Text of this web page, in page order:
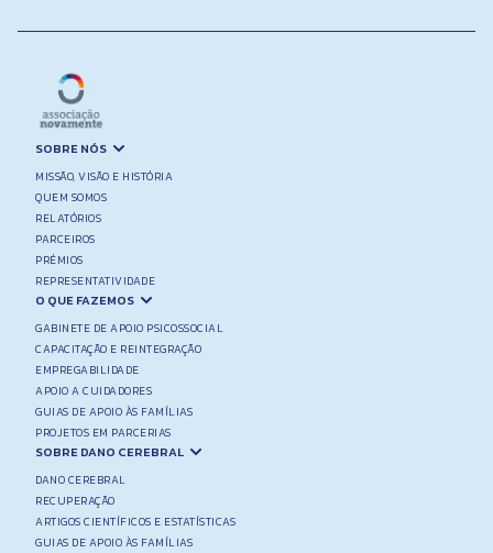
SOBRE NÓS
MISSÃO, VISÃO E HISTÓRIA
QUEM SOMOS
RELATÓRIOS
PARCEIROS
PRÉMIOS
REPRESENTATIVIDADE
O QUE FAZEMOS
GABINETE DE APOIO PSICOSSOCIAL
CAPACITAÇÃO E REINTEGRAÇÃO
EMPREGABILIDADE
APOIO A CUIDADORES
GUIAS DE APOIO ÀS FAMÍLIAS
PROJETOS EM PARCERIAS
SOBRE DANO CEREBRAL
DANO CEREBRAL
RECUPERAÇÃO
ARTIGOS CIENTÍFICOS E ESTATÍSTICAS
GUIAS DE APOIO ÀS FAMÍLIAS